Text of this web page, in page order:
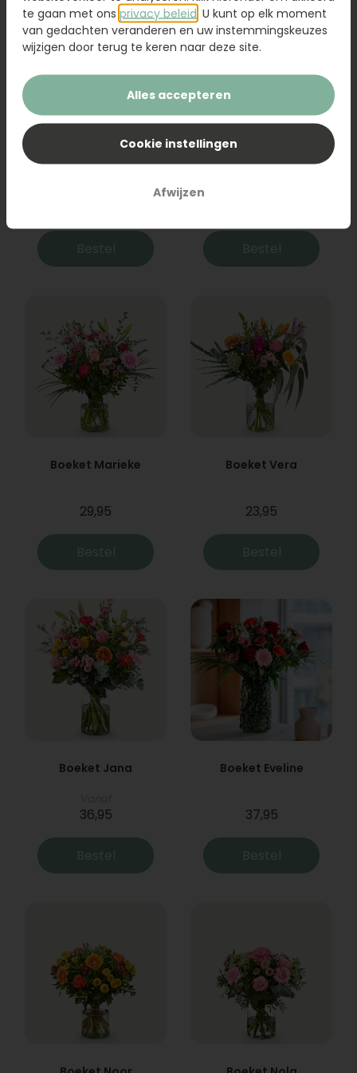
Boeket Raya
Bestel
Sanseveria
Bestel
Boeket Marieke
29,95
Bestel
Boeket Vera
23,95
Bestel
Boeket Jana
36,95
Bestel
Boeket Eveline
37,95
Bestel
te gaan met ons privacy beleid . U kunt op elk moment
van gedachten veranderen en uw instemmingskeuzes
wijzigen door terug te keren naar deze site.
Alles accepteren
Cookie instellingen
Afwijzen